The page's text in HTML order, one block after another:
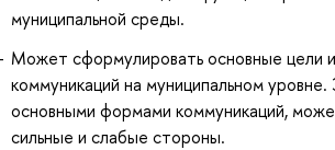
муниципальной среды.
Может сформулировать основные цели
коммуникаций на муниципальном уровне.
основными формами коммуникаций,
сильные и слабые стороны.